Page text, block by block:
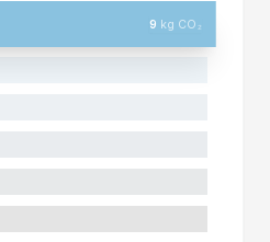
9 kg CO₂